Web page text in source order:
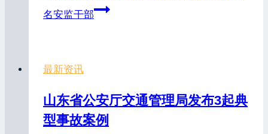
名安监干部
最新资讯
山东省公安厅交通管理局发布3起典
型事故案例